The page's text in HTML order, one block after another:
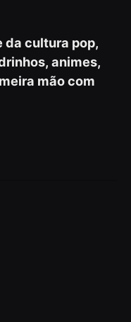
da cultura pop,
animes,
mão com